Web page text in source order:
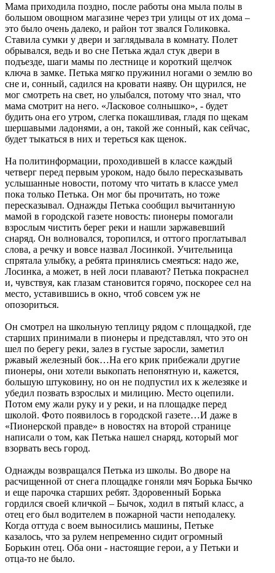
Мама приходила поздно, после работы она мыла полы в
большом овощном магазине через три улицы от их дома –
это было очень далеко, и район тот звался Голиковка.
Ставила сумки у двери и заглядывала в комнату. Полет
обрывался, ведь и во сне Петька ждал стук двери в
подъезде, шаги мамы по лестнице и короткий щелчок
ключа в замке. Петька мягко пружинил ногами о землю во
сне и, сонный, садился на кровати наяву. Он щурился, не
мог смотреть на свет, но улыбался, потому что знал, что
мама смотрит на него. «Ласковое солнышко», - будет
будить она его утром, слегка покашливая, гладя по щекам
шершавыми ладонями, а он, такой же сонный, как сейчас,
будет тыкаться в них и тереться как щенок.
На политинформации, проходившей в классе каждый
четверг перед первым уроком, надо было пересказывать
услышанные новости, потому что читать в классе умел
пока только Петька. Он мог бы прочитать, но тоже
пересказывал. Однажды Петька сообщил вычитанную
мамой в городской газете новость: пионеры помогали
взрослым чистить берег реки и нашли заржавевший
снаряд. Он волновался, торопился, и оттого проглатывал
слова, а речку и вовсе назвал Лосинкой. Учительница
спрятала улыбку, а ребята принялись смеяться: надо же,
Лосинка, а может, в ней лоси плавают? Петька покраснел
и, чувствуя, как глазам становится горячо, поскорее сел на
место, уставившись в окно, чтоб совсем уж не
опозориться.
Он смотрел на школьную теплицу рядом с площадкой, где
старших принимали в пионеры и представлял, что это он
шел по берегу реки, залез в густые заросли, заметил
ржавый железный бок…На его крик прибежали другие
пионеры, они хотели выкопать непонятную и, кажется,
большую штуковину, но он не подпустил их к железяке и
убедил позвать взрослых и милицию. Место оцепили.
Потом ему жали руку и у реки, и на площадке перед
школой. Фото появилось в городской газете…И даже в
«Пионерской правде» в новостях на второй странице
написали о том, как Петька нашел снаряд, который мог
взорвать весь город.
Однажды возвращался Петька из школы. Во дворе на
расчищенной от снега площадке гоняли мяч Борька Бычко
и еще парочка старших ребят. Здоровенный Борька
гордился своей кличкой – Бычок, ходил в пятый класс, а
отец его был водителем в пожарной части неподалеку.
Когда оттуда с воем выносились машины, Петьке
казалось, что за рулем непременно сидит огромный
Борькин отец. Оба они - настоящие герои, а у Петьки и
отца-то не было.